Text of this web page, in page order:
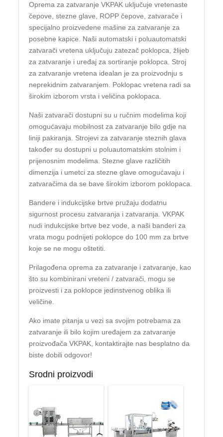
Oprema za zatvaranje VKPAK uključuje vretenaste
čepove, stezne glave, ROPP čepove, zatvarače i
specijalno proizvedene mašine za zatvaranje za
posebne kapice. Naši automatski i poluautomatski
zatvarači vretena uključuju zatezač poklopca, žlijeb
za zatvaranje i uređaj za sortiranje poklopca. Stroj
za zatvaranje vretena idealan je za proizvodnju s
neprekidnim zatvaranjem. Poklopac vretena radi sa
širokim izborom vrsta i veličina poklopaca.
Naši zatvarači dostupni su u ručnim modelima koji
omogućavaju mobilnost za zatvaranje bilo gdje na
liniji pakiranja. Strojevi za zatvaranje steznih glava
također su dostupni u poluautomatskim stolnim i
prijenosnim modelima. Stezne glave različitih
dimenzija i umetci za stezne glave omogućavaju i
zatvaračima da se bave širokim izborom poklopaca.
Bandere i indukcijske brtve pružaju dodatnu
sigurnost procesu zatvaranja i zatvaranja. VKPAK
nudi indukcijske brtve bez vode, a naši banderi za
vrata mogu podnijeti poklopce do 100 mm za brtve
koje se ne mogu oštetiti.
Prilagođena oprema za zatvaranje i zatvaranje, kao
što su kombinirani vreteni / zatvarači, mogu se
proizvesti i za poklopce jedinstvenog oblika ili
veličine.
Ako imate pitanja u vezi sa svojim potrebama za
zatvaranje ili bilo kojim uređajem za zatvaranje
proizvođača VKPAK, kontaktirajte nas besplatno da
biste dobili odgovor!
Srodni proizvodi